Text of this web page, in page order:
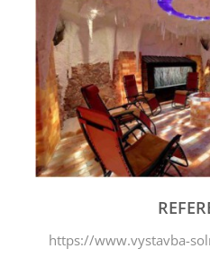
https://www.vystavba-